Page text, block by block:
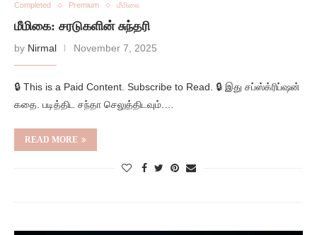
Completed Premium மீமிகை
மீமிகை: சரடுகளின் சுந்தரி
by Nirmal November 7, 2025
🔒 This is a Paid Content. Subscribe to Read. 🔒 இது சப்ஸ்க்ரிப்ஷன்
கதை. படித்திட சந்தா செலுத்திடவும்.…
READ MORE